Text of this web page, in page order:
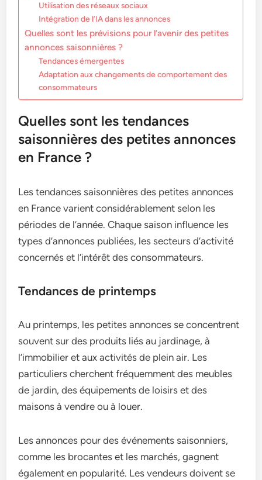
Utilisation des réseaux sociaux
Intégration de l’IA dans les annonces
Quelles sont les prévisions pour l’avenir des petites
annonces saisonnières ?
Tendances émergentes
Adaptation aux changements de comportement des
consommateurs
Quelles sont les tendances
saisonnières des petites annonces
en France ?
Les tendances saisonnières des petites annonces
en France varient considérablement selon les
périodes de l’année. Chaque saison influence les
types d’annonces publiées, les secteurs d’activité
concernés et l’intérêt des consommateurs.
Tendances de printemps
Au printemps, les petites annonces se concentrent
souvent sur des produits liés au jardinage, à
l’immobilier et aux activités de plein air. Les
particuliers cherchent fréquemment des meubles
de jardin, des équipements de loisirs et des
maisons à vendre ou à louer.
Les annonces pour des événements saisonniers,
comme les brocantes et les marchés, gagnent
également en popularité. Les vendeurs doivent se